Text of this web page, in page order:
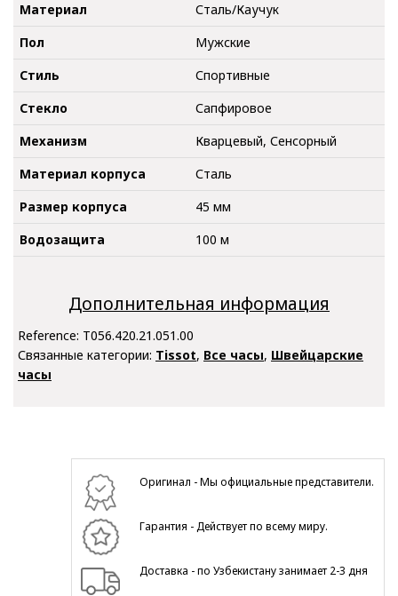
Материал
Сталь/Каучук
Пол
Мужские
Стиль
Спортивные
Стекло
Сапфировое
Механизм
Кварцевый, Сенсорный
Материал корпуса
Сталь
Размер корпуса
45 мм
Водозащита
100 м
Дополнительная информация
Reference: T056.420.21.051.00
Связанные категории: Tissot, Все часы, Швейцарские
часы
Оригинал - Мы официальные представители.
Гарантия - Действует по всему миру.
Доставка - по Узбекистану занимает 2-3 дня